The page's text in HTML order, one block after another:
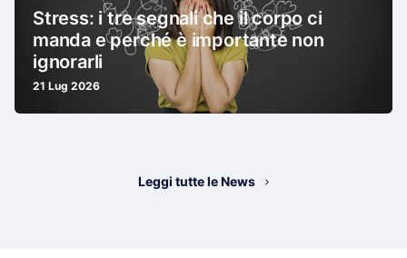
Stress: i tre segnali che il corpo ci
manda e perché è importante non
ignorarli
21 Lug 2026
Leggi tutte le News